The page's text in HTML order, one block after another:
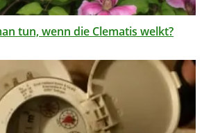
tun, wenn die Clematis welkt?